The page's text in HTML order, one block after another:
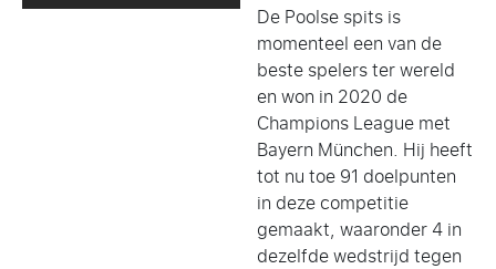
De Poolse spits is
momenteel een van de
beste spelers ter wereld
en won in 2020 de
Champions League met
Bayern München. Hij heeft
tot nu toe 91 doelpunten
in deze competitie
gemaakt, waaronder 4 in
dezelfde wedstrijd tegen